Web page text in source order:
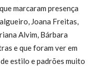
marcaram presença
Joana Freitas,
Alvim, Bárbara
e que foram ver em
estilo e padrões muito